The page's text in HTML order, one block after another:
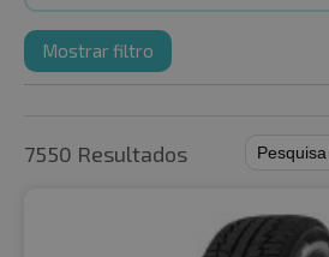
Mostrar filtro
7550 Resultados